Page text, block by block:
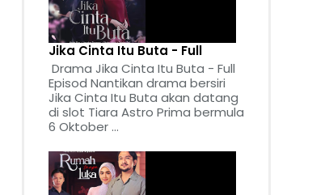
Jika Cinta Itu Buta - Full
Drama Jika Cinta Itu Buta - Full
Episod Nantikan drama bersiri
Jika Cinta Itu Buta akan datang
di slot Tiara Astro Prima bermula
6 Oktober ...